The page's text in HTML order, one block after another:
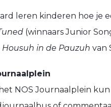
leren kinderen hoe je
(winnaars Junior
Housuh in de Pauzuh van
NOS Journaalplein